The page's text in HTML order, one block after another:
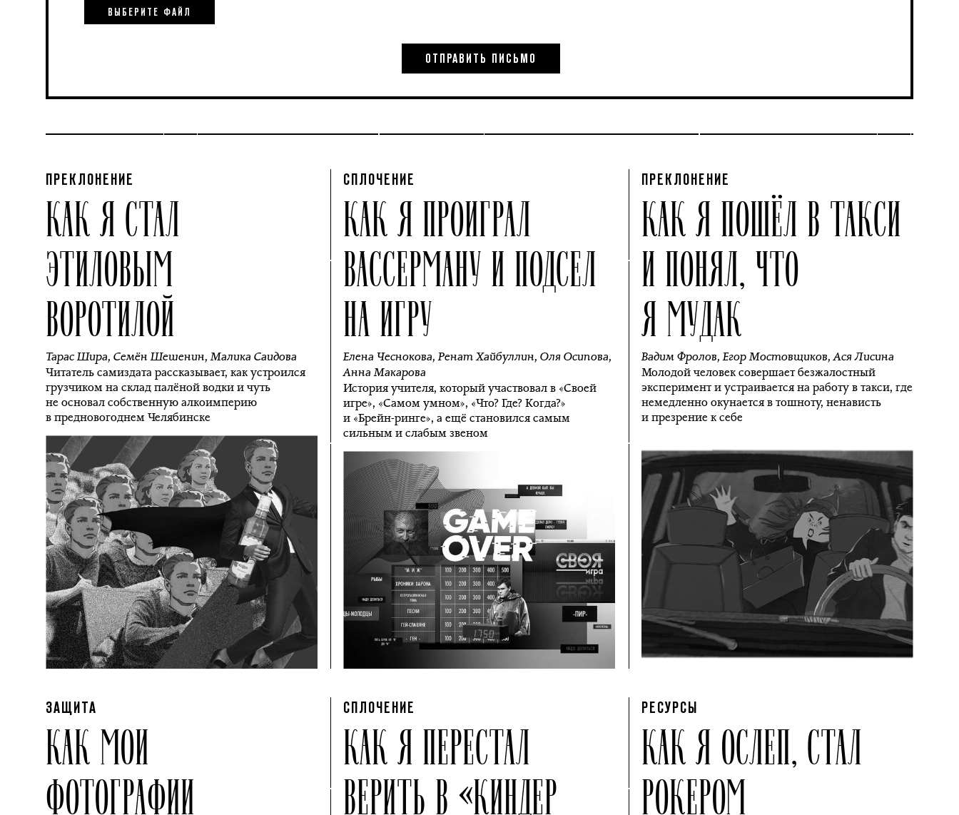
ВЫБЕРИТЕ ФАЙЛ
ПРЕКЛОНЕНИЕ
КАК Я СТАЛ
ЭТИЛОВЫМ
ВОРОТИЛОЙ
Тарас Шира, Семён Шешенин,Малика Саидова
Читатель самиздата рассказывает, как устроился
грузчиком на склад палёной водки и чуть
не основал собственную алкоимперию
в предновогоднем Челябинске
СПЛОЧЕНИЕ
КАК Я ПРОИГРАЛ
ВАССЕРМАНУ И ПОДСЕЛ
НА ИГРУ
Елена Чеснокова,Ренат Хайбуллин,Оля Осипова,
Анна Макарова
История учителя, который участвовал в «Своей
игре», «Самом умном», «Что? Где? Когда?»
и «Брейн-ринге», а ещё становился самым
сильным и слабым звеном
ПРЕКЛОНЕНИЕ
КАК Я ПОШЁЛ В ТАКСИ
И ПОНЯЛ, ЧТО
Я МУДАК
Вадим Фролов,Егор Мостовщиков,Ася Лисина
Молодой человек совершает безжалостный
эксперимент и устраивается на работу в такси, где
немедленно окунается в тошноту, ненависть
и презрение к себе
ЗАЩИТА
КАК МОИ
ФОТОГРАФИИ
СПЛОЧЕНИЕ
КАК Я ПЕРЕСТАЛ
ВЕРИТЬ В «КИНДЕР
РЕСУРСЫ
КАК Я ОСЛЕП, СТАЛ
РОКЕРОМ